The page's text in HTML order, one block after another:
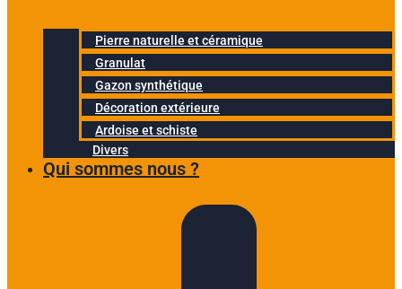
Pierre naturelle et céramique
Granulat
Gazon synthétique
Décoration extérieure
Ardoise et schiste
Divers
Qui sommes nous ?